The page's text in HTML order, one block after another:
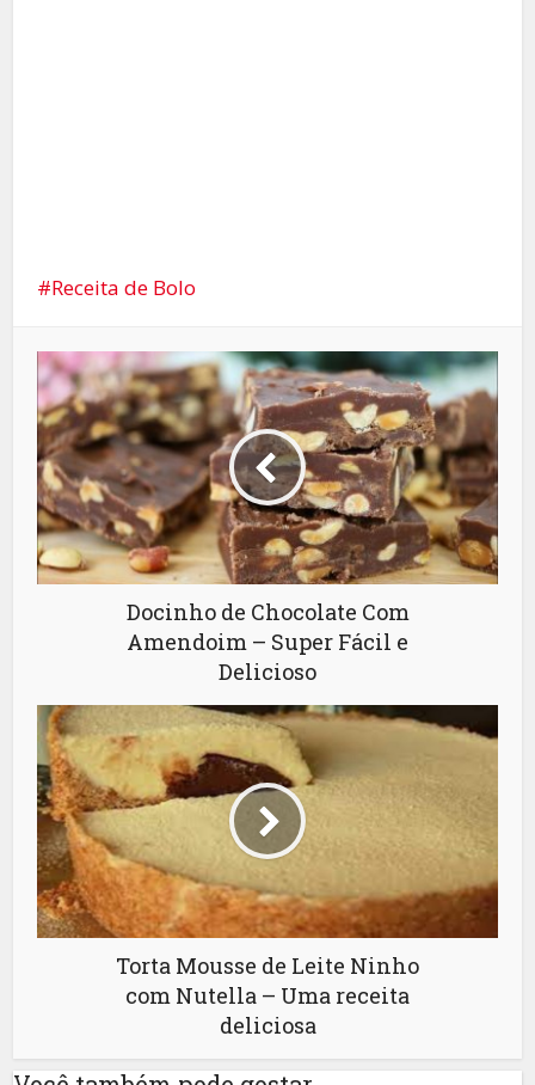
Receita de Bolo
Docinho de Chocolate Com
Amendoim – Super Fácil e
Delicioso
Torta Mousse de Leite Ninho
com Nutella – Uma receita
deliciosa